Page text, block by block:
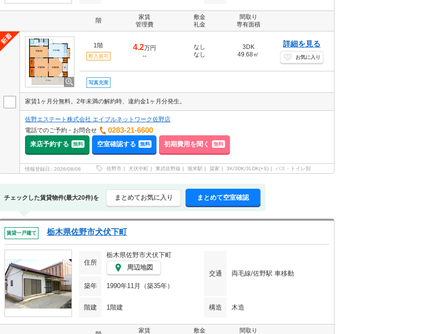
階
家賃
管理費
敷金
礼金
間取り
専有面積
1階
即入居可
4.2万円
--
なし
なし
3DK
49.68㎡
詳細を見る
お気に入り
写真充実
家賃1ヶ月分無料。2年未満の解約時、違約金1ヶ月分発生。
佐野エステート株式会社 エイブルネットワーク佐野店
電話でのご予約・お問合せ
0283-21-6600
来店予約する 無料 空室確認する 無料 初期費用を聞く 無料
情報登録日 2026/08/06 佐野市 犬伏中町 東武佐野線 堀米駅 貸家 3K/3DK/3LDK(+S) バス・トイレ別
チェックした賃貸物件(最大20件)を まとめてお気に入り まとめて空室確認
賃貸一戸建て 栃木県佐野市犬伏下町
住所
栃木県佐野市犬伏下町
周辺地図
交通
両毛線/佐野駅 車移動
築年
1990年11月（築35年）
階建 1階建 構造 木造
家賃 敷金 間取り